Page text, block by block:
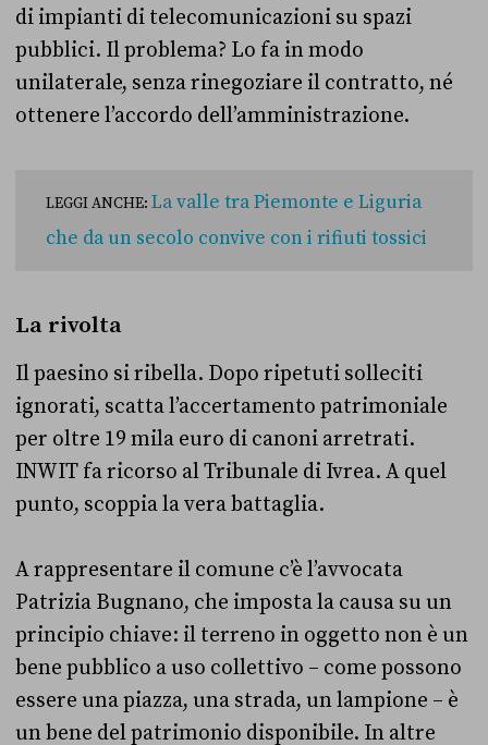
di impianti di telecomunicazioni su spazi
pubblici. Il problema? Lo fa in modo
unilaterale, senza rinegoziare il contratto, né
ottenere l’accordo dell’amministrazione.
LEGGI ANCHE: La valle tra Piemonte e Liguria
che da un secolo convive con i rifiuti tossici
La rivolta
Il paesino si ribella. Dopo ripetuti solleciti
ignorati, scatta l’accertamento patrimoniale
per oltre 19 mila euro di canoni arretrati.
INWIT fa ricorso al Tribunale di Ivrea. A quel
punto, scoppia la vera battaglia.
A rappresentare il comune c’è l’avvocata
Patrizia Bugnano, che imposta la causa su un
principio chiave: il terreno in oggetto non è un
bene pubblico a uso collettivo – come possono
essere una piazza, una strada, un lampione – è
un bene del patrimonio disponibile. In altre